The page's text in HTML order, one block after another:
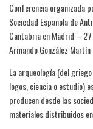
Conferencia organizada
Sociedad Española de
Cantabria en Madrid –
Armando González Martín
La arqueología (del
logos, ciencia o estudio)
producen desde las
materiales distribuidos